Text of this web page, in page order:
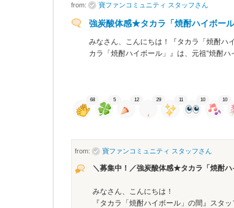
from: 寶ファンコミュニティ スタッフさん
強炭酸体感★タカラ「焼酎ハイボー
みなさん、こんにちは！『タカラ「焼酎ハ
カラ「焼酎ハイボール」』は、元祖“焼酎
68 5 12 29 11 10 10
from: 寶ファンコミュニティ スタッフさん
＼募集中！／強炭酸体感★タカラ「焼酎
みなさん、こんにちは！
『タカラ「焼酎ハイボール」の間』スタッ